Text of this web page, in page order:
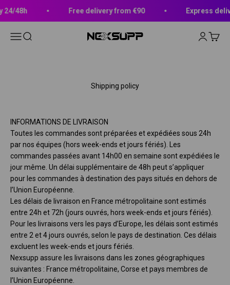
48h Free delivery from €90 Express
Open navigation menu
Open search Nexsupp OpenOpen
Shipping policy
INFORMATIONS DE LIVRAISON
Toutes les commandes sont préparées et expédiées sous 24h
par nos équipes (hors week-ends et jours fériés). Les
commandes passées avant 14h00 en semaine sont expédiées le
jour même. Un délai supplémentaire de 48h peut s’appliquer
pour les commandes à destination des pays situés en dehors de
l’Union Européenne.
Les délais de livraison en France métropolitaine sont estimés
entre 24h et 72h (jours ouvrés, hors week-ends et jours fériés).
Pour les livraisons vers les pays d’Europe, les délais sont estimés
entre 2 et 4 jours ouvrés, selon le pays de destination. Ces délais
excluent les week-ends et jours fériés.
Nexsupp assure les livraisons dans les zones géographiques
suivantes : France métropolitaine, Corse et pays membres de
l’Union Européenne.